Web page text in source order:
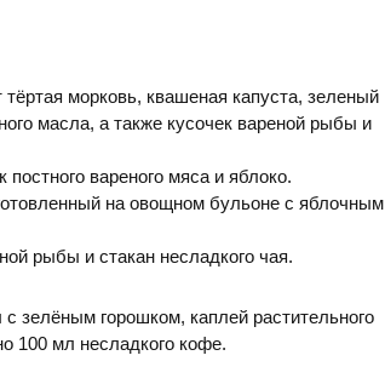
морковь, квашеная капуста, зеленый
масла, а также кусочек вареной рыбы и
постного вареного мяса и яблоко.
на овощном бульоне с яблочным
рыбы и стакан несладкого чая.
зелёным горошком, каплей растительного
100 мл несладкого кофе.